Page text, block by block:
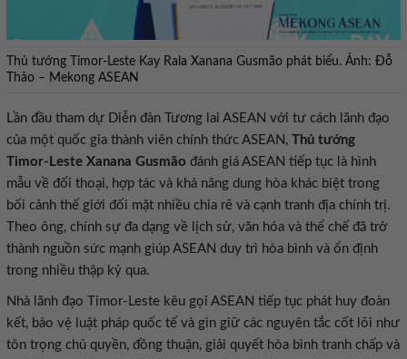
Thủ tướng Timor-Leste Kay Rala Xanana Gusmão phát biểu. Ảnh: Đỗ
Thảo – Mekong ASEAN
Lần đầu tham dự Diễn đàn Tương lai ASEAN với tư cách lãnh đạo
của một quốc gia thành viên chính thức ASEAN, Thủ tướng
Timor-Leste Xanana Gusmão đánh giá ASEAN tiếp tục là hình
mẫu về đối thoại, hợp tác và khả năng dung hòa khác biệt trong
bối cảnh thế giới đối mặt nhiều chia rẽ và cạnh tranh địa chính trị.
Theo ông, chính sự đa dạng về lịch sử, văn hóa và thể chế đã trở
thành nguồn sức mạnh giúp ASEAN duy trì hòa bình và ổn định
trong nhiều thập kỷ qua.
Nhà lãnh đạo Timor-Leste kêu gọi ASEAN tiếp tục phát huy đoàn
kết, bảo vệ luật pháp quốc tế và gìn giữ các nguyên tắc cốt lõi như
tôn trọng chủ quyền, đồng thuận, giải quyết hòa bình tranh chấp và